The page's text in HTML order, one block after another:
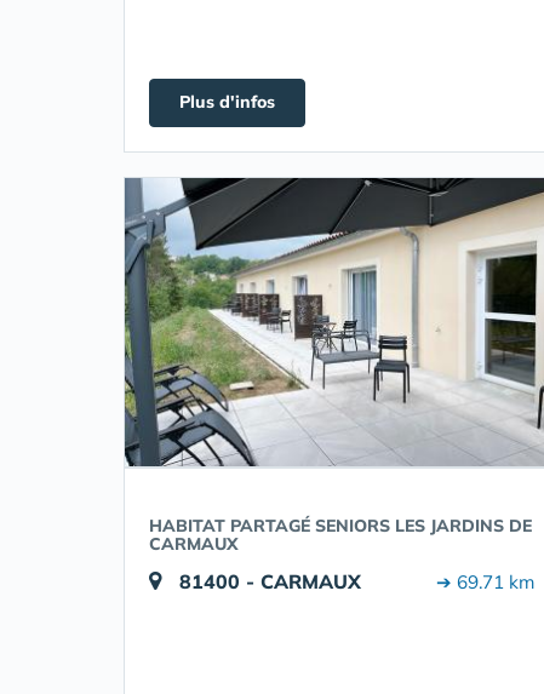
Plus d'infos
HABITAT PARTAGÉ SENIORS LES JARDINS DE
CARMAUX
81400 - CARMAUX ➔ 69.71 km